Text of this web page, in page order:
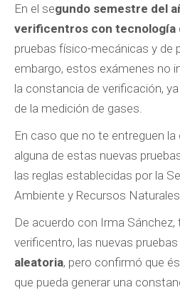
En el segundo semestre del
verificentros con tecnología
pruebas físico-mecánicas y de
embargo, estos exámenes no
la constancia de verificación,
de la medición de gases.
En caso que no te entreguen
alguna de estas nuevas
las reglas establecidas por la
Ambiente y Recursos Naturales.
De acuerdo con Irma Sánchez,
verificentro, las nuevas
aleatoria, pero confirmó que
que pueda generar una